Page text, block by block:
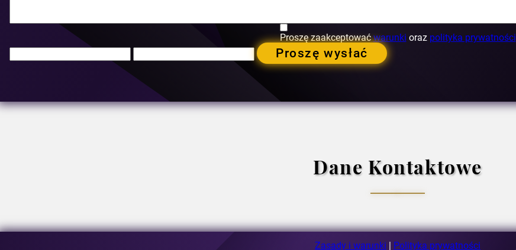
Proszę zaakceptowaćwarunki oraz polityka prywatności
Proszę wysłać
Dane Kontaktowe
ul. Buzesti 63-69, budynek A3, piąte piętro, sektor 1, Bukareszt, RumuniaZasady i warunki | Polityka prywatności